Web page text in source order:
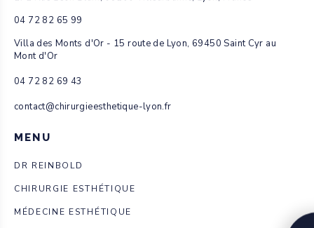
04 72 82 65 99
Villa des Monts d'Or - 15 route de Lyon, 69450 Saint Cyr au
Mont d'Or
04 72 82 69 43
contact@chirurgieesthetique-lyon.fr
MENU
DR REINBOLD
CHIRURGIE ESTHÉTIQUE
MÉDECINE ESTHÉTIQUE